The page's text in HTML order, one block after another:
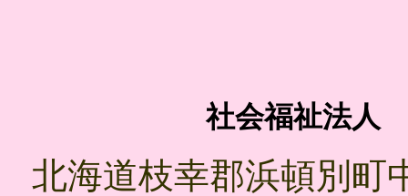
社会福祉法
北海道枝幸郡浜頓別